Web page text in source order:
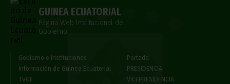
GUINEA ECUATORIAL
Página Web Institucional del
Gobierno
Gobierno e Instituciones
Información de Guinea Ecuatorial
TVGE
Portada
PRESIDENCIA
VICEPRESIDENCIA